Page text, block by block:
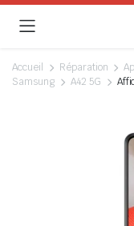
Accueil Réparation
Samsung
A42 5G